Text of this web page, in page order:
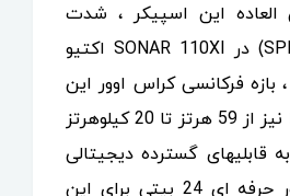
العاده این اسپیکر ، شدت
پرتاب صوت یا (SPL) در SONAR 110XI اکتیو
، بازه فرکانسی کراس اوور این
اسپیکر خوش صدا نیز از 59 هرتز تا 20 کیلوهرتز
قابلیهای گسترده دیجیتالی
که توسط پروسسور حرفه ای 24 بیتی برای این